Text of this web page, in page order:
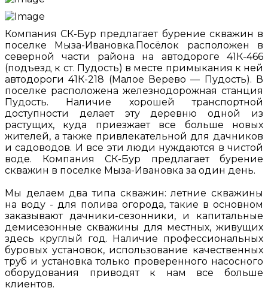
Компания СК-Бур предлагает бурение скважин в
поселке Мыза-Ивановка.Посёлок расположен в
северной части района на автодороге 41К-466
(подъезд к ст. Пудость) в месте примыкания к ней
автодороги 41К-218 (Малое Верево — Пудость). В
поселке расположена железнодорожная станция
Пудость. Наличие хорошей транспортной
доступности делает эту деревню одной из
растущих, куда приезжает все больше новых
жителей, а также привлекательной для дачников
и садоводов. И все эти люди нуждаются в чистой
воде. Компания СК-Бур предлагает бурение
скважин в поселке Мыза-Ивановка за один день.
Мы делаем два типа скважин: летние скважины
на воду - для полива огорода, такие в основном
заказывают дачники-сезонники, и капитальные
демисезонные скважины для местных, живущих
здесь круглый год. Наличие профессиональных
буровых установок, использование качественных
труб и установка только проверенного насосного
оборудования приводят к нам все больше
клиентов.